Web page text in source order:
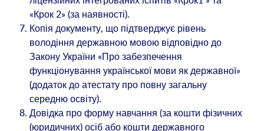
«Крок 2» (за наявності).
Копія документу, що підтверджує рівень
володіння державною мовою відповідно до
Закону України «Про забезпечення
функціонування української мови як державної»
(додаток до атестату про повну загальну
середню освіту).
Довідка про форму навчання (за кошти фізичних
(юридичних) осіб або кошти державного